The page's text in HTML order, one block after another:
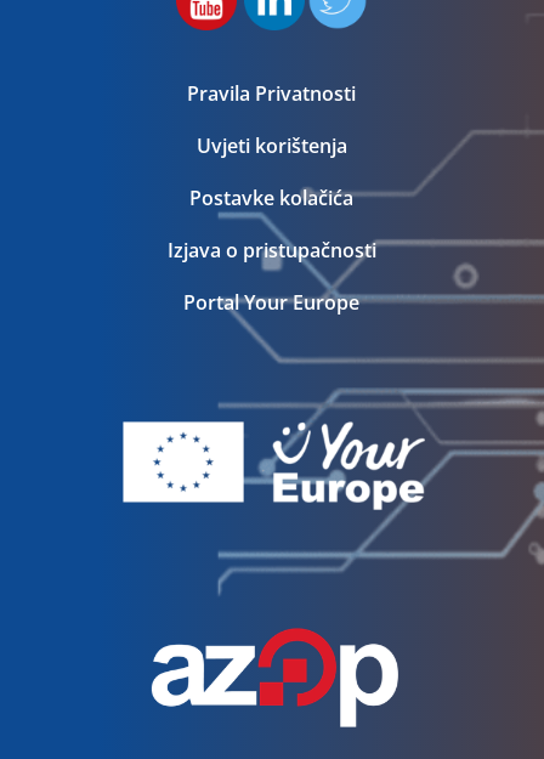
Pravila Privatnosti
Uvjeti korištenja
Postavke kolačića
Izjava o pristupačnosti
Portal Your Europe